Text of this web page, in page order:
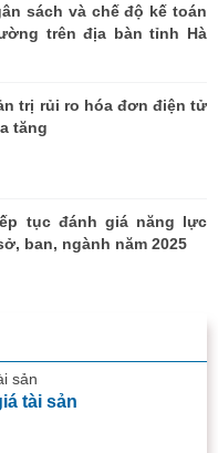
sách và chế độ kế toán
trên địa bàn tỉnh Hà
trị rủi ro hóa đơn điện tử
tăng
tục đánh giá năng lực
ban, ngành năm 2025
tài sản